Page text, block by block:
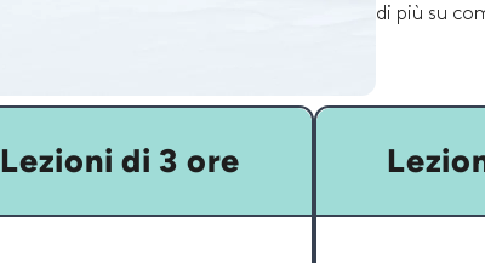
di più su
Lezioni di 3 ore